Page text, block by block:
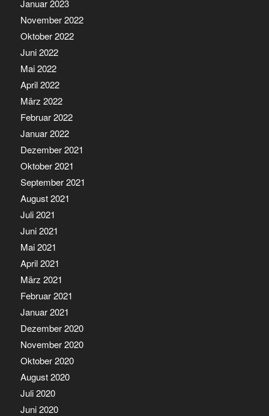
Januar 2023
November 2022
Oktober 2022
Juni 2022
Mai 2022
April 2022
März 2022
Februar 2022
Januar 2022
Dezember 2021
Oktober 2021
September 2021
August 2021
Juli 2021
Juni 2021
Mai 2021
April 2021
März 2021
Februar 2021
Januar 2021
Dezember 2020
November 2020
Oktober 2020
August 2020
Juli 2020
Juni 2020